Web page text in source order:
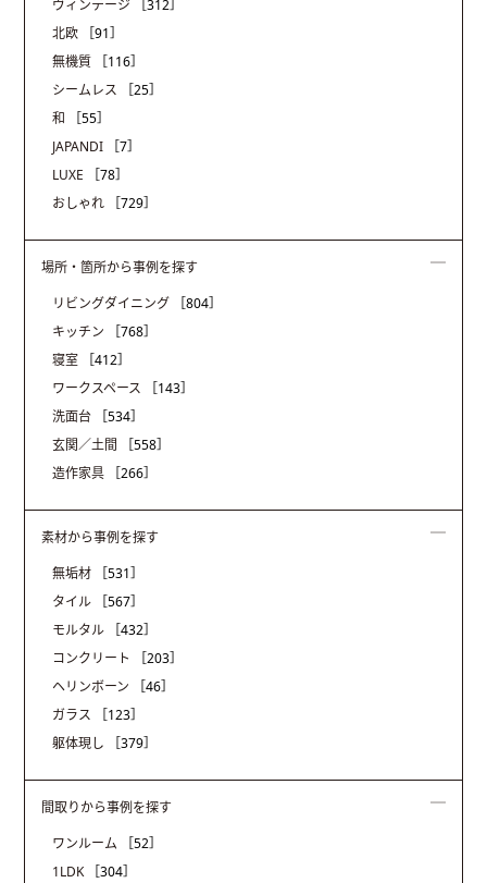
ヴィンテージ
［312］
北欧
［91］
無機質
［116］
シームレス
［25］
和
［55］
JAPANDI
［7］
LUXE
［78］
おしゃれ
［729］
場所・箇所から事例を探す
リビングダイニング
［804］
キッチン
［768］
寝室
［412］
ワークスペース
［143］
洗面台
［534］
玄関／土間
［558］
造作家具
［266］
素材から事例を探す
無垢材
［531］
タイル
［567］
モルタル
［432］
コンクリート
［203］
ヘリンボーン
［46］
ガラス
［123］
躯体現し
［379］
間取りから事例を探す
ワンルーム
［52］
1LDK
［304］